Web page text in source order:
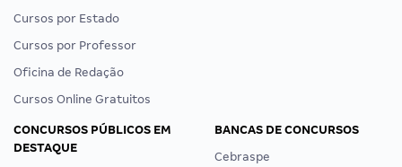
Cursos por Estado
Cursos por Professor
Oficina de Redação
Cursos Online Gratuitos
CONCURSOS PÚBLICOS EM
DESTAQUE
BANCAS DE CONCURSOS
Cebraspe